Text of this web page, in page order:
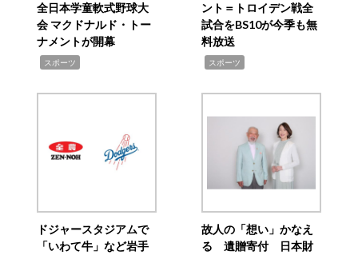
全日本学童軟式野球大
会 マクドナルド・トー
ナメントが開幕
スポーツ
ント＝トロイデン戦全
試合をBS10が今季も無
料放送
スポーツ
ドジャースタジアムで
「いわて牛」など岩手
故人の「想い」かなえ
る 遺贈寄付 日本財